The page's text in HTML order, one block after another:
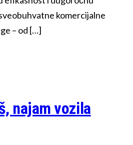
komercijalne
– od […]
najam vozila